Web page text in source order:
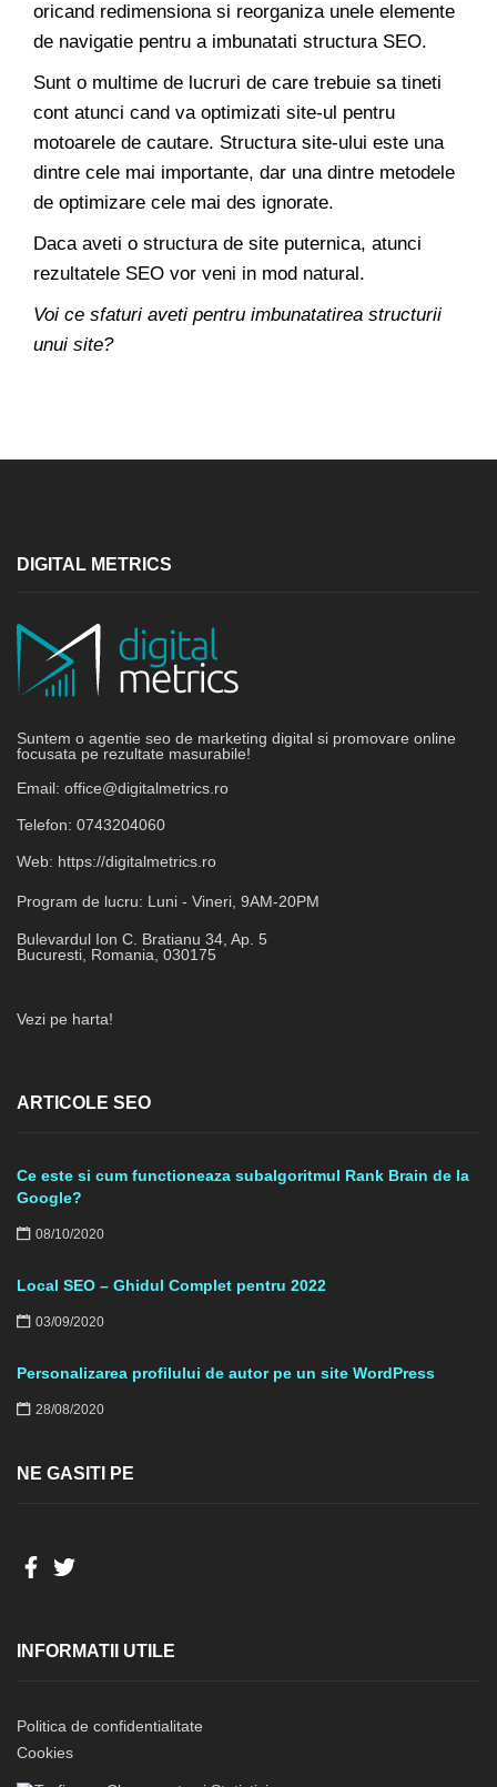
oricand redimensiona si reorganiza unele elemente
de navigatie pentru a imbunatati structura SEO.
Sunt o multime de lucruri de care trebuie sa tineti
cont atunci cand va optimizati site-ul pentru
motoarele de cautare. Structura site-ului este una
dintre cele mai importante, dar una dintre metodele
de optimizare cele mai des ignorate.
Daca aveti o structura de site puternica, atunci
rezultatele SEO vor veni in mod natural.
Voi ce sfaturi aveti pentru imbunatatirea structurii
unui site?
DIGITAL METRICS
Suntem o agentie seo de marketing digital si promovare online
focusata pe rezultate masurabile!
Email: office@digitalmetrics.ro
Telefon: 0743204060
Web: https://digitalmetrics.ro
Program de lucru: Luni - Vineri, 9AM-20PM
Bulevardul Ion C. Bratianu 34, Ap. 5
Bucuresti Romania 030175
Vezi pe harta!
ARTICOLE SEO
Ce este si cum functioneaza subalgoritmul Rank Brain de la
Google?
08/10/2020
Local SEO – Ghidul Complet pentru 2022
03/09/2020
Personalizarea profilului de autor pe un site WordPress
28/08/2020
NE GASITI PE
INFORMATII UTILE
Politica de confidentialitate
Cookies